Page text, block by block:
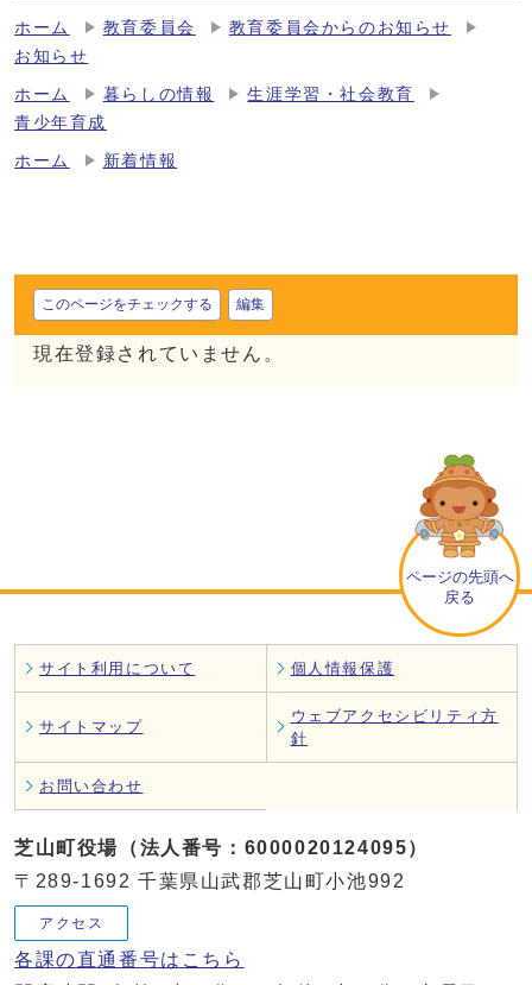
ホーム 教育委員会
教育委員会からのお知らせ
お知らせ
ホーム 暮らしの情報
生涯学習・社会教育
青少年育成
ホーム 新着情報
このページをチェックする 編集
現在登録されていません。
ページの先頭へ
戻る
サイト利用について 個人情報保護
サイトマップ
ウェブアクセシビリティ方
針
お問い合わせ
芝山町役場（法人番号：6000020124095）
〒289-1692 千葉県山武郡芝山町小池992
アクセス
各課の直通番号はこちら